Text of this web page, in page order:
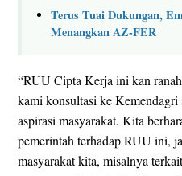
Terus Tuai Dukungan,
Menangkan AZ-FER
“RUU Cipta Kerja ini kan
kami konsultasi ke
aspirasi masyarakat. Kita
pemerintah terhadap RUU ini,
masyarakat kita, misalnya